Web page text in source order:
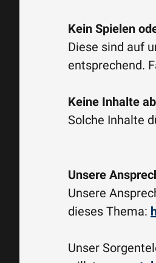
Kein Spielen
Diese sind auf
entsprechend.
Keine Inhalte
Solche Inhalte
Unsere
Unsere
dieses Thema:
Unser